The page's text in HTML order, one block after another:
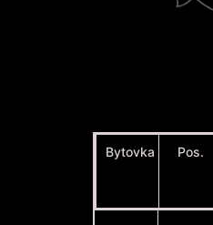
Bytovka Pos.